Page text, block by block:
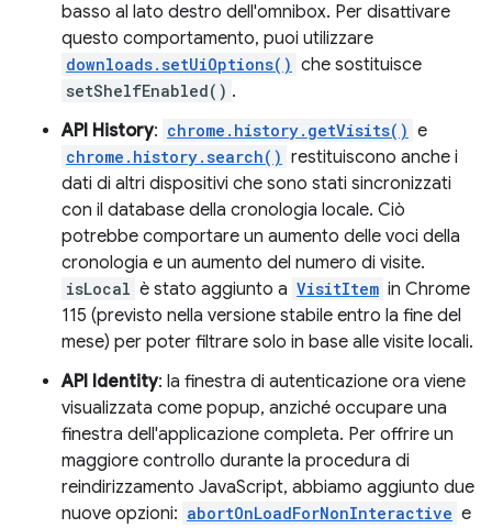
basso al lato destro dell'omnibox. Per disattivare
questo comportamento, puoi utilizzare
downloads.setUiOptions() che sostituisce
setShelfEnabled() .
API History: chrome.history.getVisits() e
chrome.history.search() restituiscono anche i
dati di altri dispositivi che sono stati sincronizzati
con il database della cronologia locale. Ciò
potrebbe comportare un aumento delle voci della
cronologia e un aumento del numero di visite.
isLocal è stato aggiunto a VisitItem in Chrome
115 (previsto nella versione stabile entro la fine del
mese) per poter filtrare solo in base alle visite locali.
API Identity: la finestra di autenticazione ora viene
visualizzata come popup, anziché occupare una
finestra dell'applicazione completa. Per offrire un
maggiore controllo durante la procedura di
reindirizzamento JavaScript, abbiamo aggiunto due
nuove opzioni: abortOnLoadForNonInteractive e